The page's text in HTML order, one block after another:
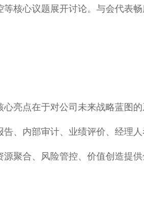
等核心议题展开讨论。与会代表
心亮点在于对公司未来战略蓝图
告、内部审计、业绩评价、经理
源聚合、风险管控、价值创造提供